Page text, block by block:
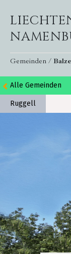
Gemeinden /
Alle Gemeinden
Ruggell